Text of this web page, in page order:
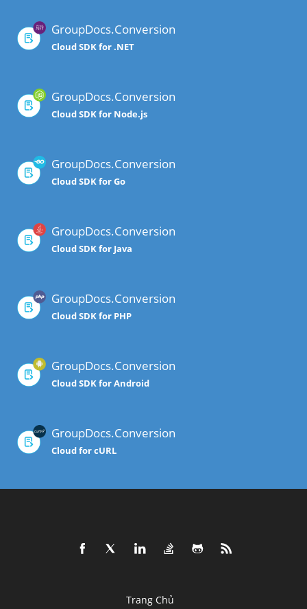
GroupDocs.Conversion
Cloud SDK for .NET
GroupDocs.Conversion
Cloud SDK for Node.js
GroupDocs.Conversion
Cloud SDK for Go
GroupDocs.Conversion
Cloud SDK for Java
GroupDocs.Conversion
Cloud SDK for PHP
GroupDocs.Conversion
Cloud SDK for Android
GroupDocs.Conversion
Cloud for cURL
Trang Chủ